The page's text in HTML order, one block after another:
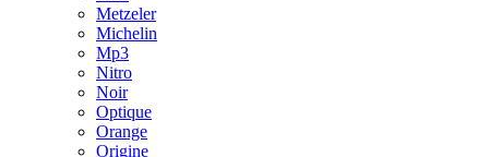
Metzeler
Michelin
Mp3
Nitro
Noir
Optique
Orange
Origine